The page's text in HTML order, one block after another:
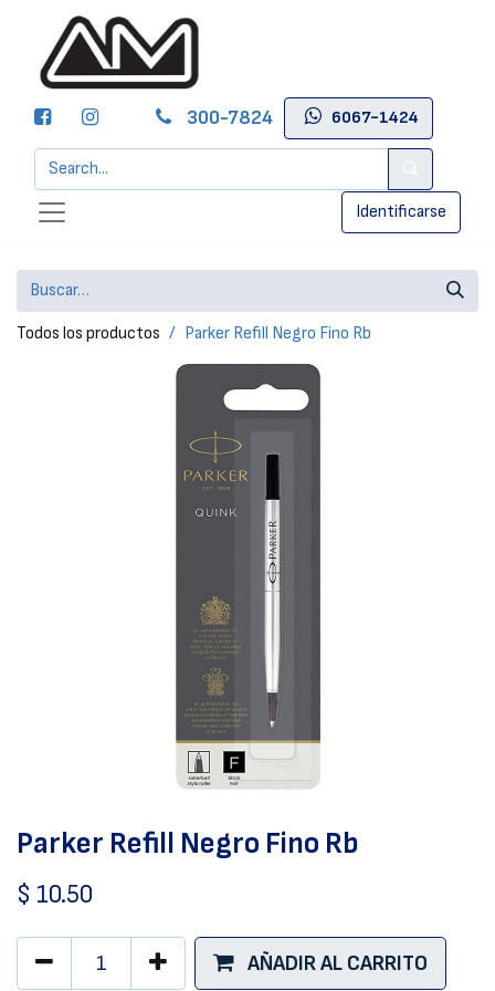
300-7824 6067-1424
Identificarse
Todos los productos Parker Refill Negro Fino Rb
Parker Refill Negro Fino Rb
$ 10.50
AÑADIR AL CARRITO